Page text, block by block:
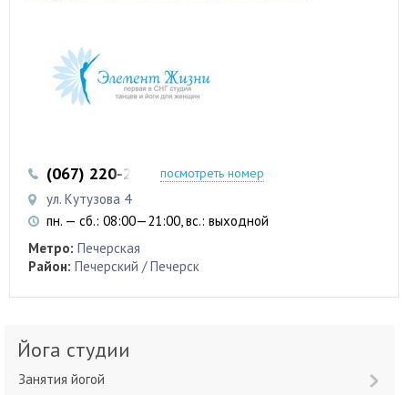
(067) 220-22-32посмотреть номер
ул. Кутузова 4
пн. — сб.: 08:00—21:00, вс.: выходной
Метро: Печерская
Район: Печерский / Печерск
Йога студии
Занятия йогой